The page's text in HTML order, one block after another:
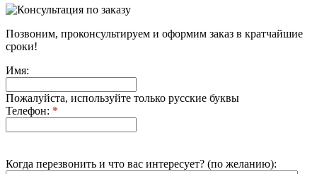
Позвоним, проконсультируем и оформим заказ в кратчайшие
сроки!
Имя:
Пожалуйста, используйте только русские буквы
Телефон: *
Когда перезвонить и что вас интересует? (по желанию):